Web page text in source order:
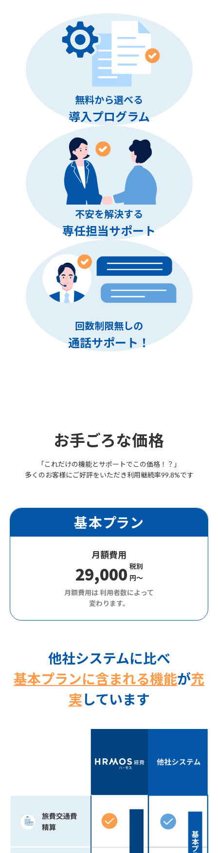
無料から選べる
導入プログラム
不安を解決する
専任担当サポート
回数制限無しの
通話サポート！
お手ごろな価格
「これだけの機能とサポートでこの価格！？」
多くのお客様にご好評をいただき利用継続率99.8%です
基本プラン
月額費用
29,000 税別
円〜
月額費用は 利用者数によって
変わります。
他社システムに比べ
基本プランに含まれる機能が充
実しています